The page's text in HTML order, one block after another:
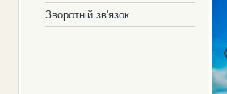
Зворотній зв'язок